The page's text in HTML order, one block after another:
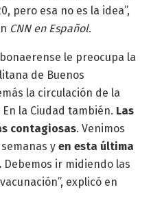
pero esa no es la idea”,
CNN en Español.
le preocupa la
de Buenos
la circulación de la
la Ciudad también. Las
contagiosas. Venimos
y en esta última
Debemos ir midiendo las
explicó en